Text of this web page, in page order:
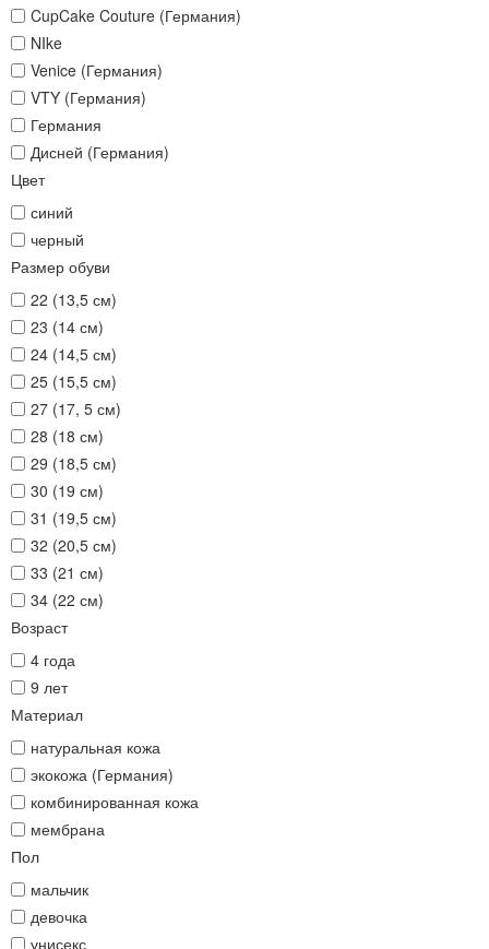
CupCake Couture (Германия)
NIke
Venice (Германия)
VTY (Германия)
Германия
Дисней (Германия)
Цвет
синий
черный
Размер обуви
22 (13,5 см)
23 (14 см)
24 (14,5 см)
25 (15,5 см)
27 (17, 5 см)
28 (18 см)
29 (18,5 см)
30 (19 см)
31 (19,5 см)
32 (20,5 см)
33 (21 см)
34 (22 см)
Возраст
4 года
9 лет
Материал
натуральная кожа
экокожа (Германия)
комбинированная кожа
мембрана
Пол
мальчик
девочка
унисекс